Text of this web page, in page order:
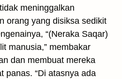
meninggalkan
orang yang disiksa sedikit
“(Neraka Saqar)
manusia,” membakar
dan membuat mereka
panas. “Di atasnya ada